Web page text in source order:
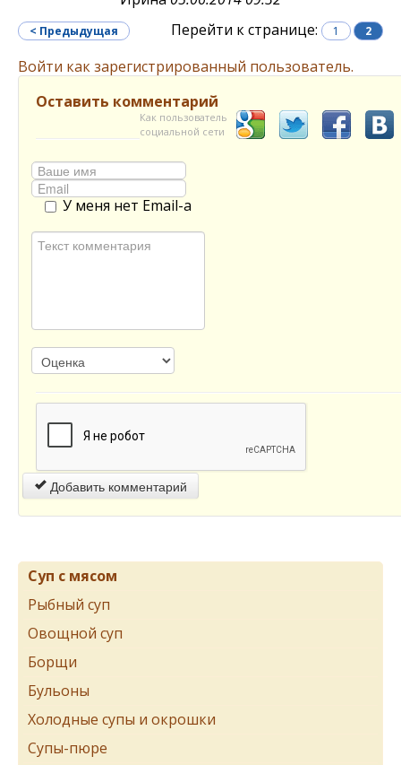
Перейти к странице:
< Предыдущая 1 2
Войти как зарегистрированный пользователь.
Оставить комментарий
Как пользователь
социальной сети
У меня нет Email-а
Добавить комментарий
Суп с мясом
Рыбный суп
Овощной суп
Борщи
Бульоны
Холодные супы и окрошки
Супы-пюре